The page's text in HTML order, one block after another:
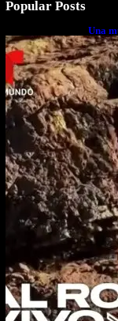
Popular Posts
Una